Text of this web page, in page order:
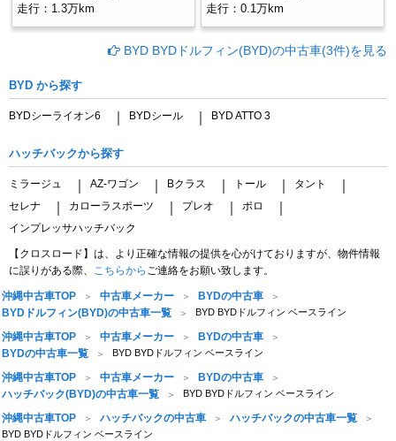
走行： 1.3万km
走行： 0.1万km
BYD BYDドルフィン(BYD)の中古車(3件)を見る
BYD から探す
BYDシーライオン6 BYDシール BYD ATTO 3
ハッチバックから探す
ミラージュ AZ-ワゴン Bクラス トール タント
セレナ カローラスポーツ プレオ ポロ
インプレッサハッチバック
【クロスロード】は、より正確な情報の提供を心がけておりますが、物件情報
に誤りがある際、 こちらから ご連絡をお願い致します。
沖縄中古車TOP 中古車メーカー
BYDの中古車
BYDドルフィン(BYD)の中古車一覧
BYD BYDドルフィン ベースライン
沖縄中古車TOP 中古車メーカー
BYDの中古車
BYDの中古車一覧
BYD BYDドルフィン ベースライン
沖縄中古車TOP 中古車メーカー
BYDの中古車
ハッチバック(BYD)の中古車一覧
BYD BYDドルフィン ベースライン
沖縄中古車TOP ハッチバックの中古車 ハッチバックの中古車一覧
BYD BYDドルフィン ベースライン